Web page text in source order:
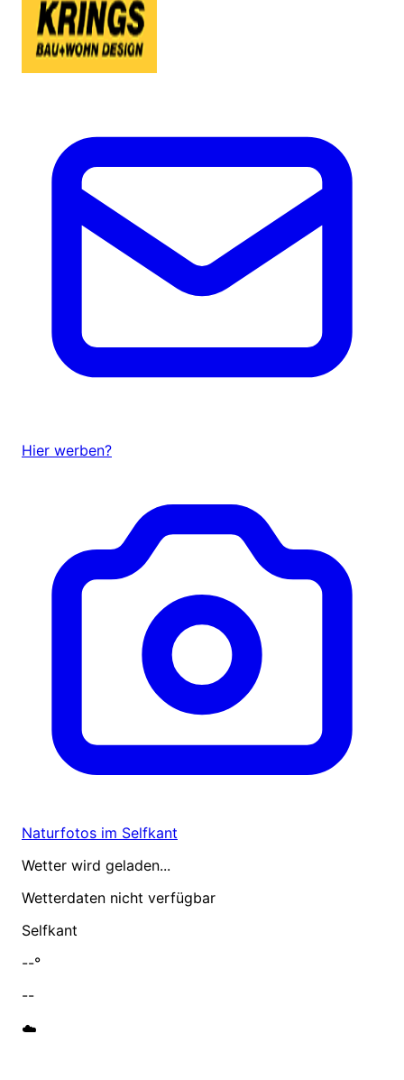
Hier werben?
Naturfotos im Selfkant
Wetter wird geladen...
Wetterdaten nicht verfügbar
Selfkant
--°
--
☁️